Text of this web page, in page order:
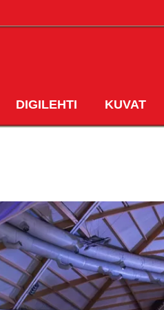
DIGILEHTI KUVAT